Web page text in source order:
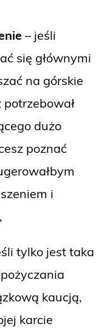
– jeśli
się głównymi
na górskie
dużo
poznać
i
tylko jest taka
kaucją,
karcie